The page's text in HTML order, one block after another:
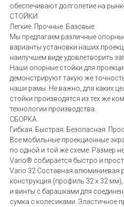
обеспечивают долголетие на
СТОЙКИ
Легкие. Прочные. Базовые.
Мы предлагаем различные
варианты установки наших
наилучшем виде удовлетворить
Наши опорные стойки для
демонстрируют такую же
наши рамы. Не важно, для каких
стойки производятся из тех же
технологии производства.
СБОРКА
Гибкая. Быстрая. Безопасная.
Все мобильные проекционные
по одной и той же схеме. Размер
Vario® собирается быстро и
Vario 32 Составная алюминиевая
конструкция (профиль 32 x 32
и винты с барашками для
сумка с колесиками. Эластичное